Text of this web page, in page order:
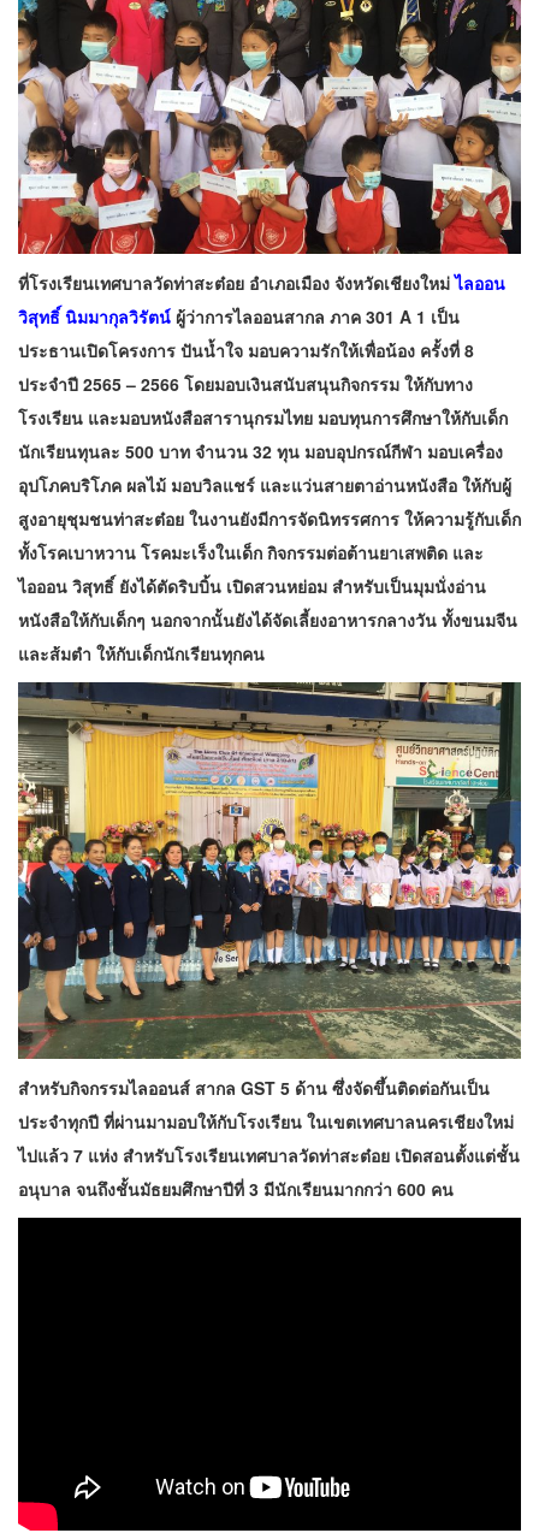
ที่โรงเรียนเทศบาลวัดท่าสะต๋อย อำเภอเมือง จังหวัดเชียงใหม่ไลออน
วิสุทธิ์ นิมมากุลวิรัตน์ ผู้ว่าการไลออนสากล ภาค 301 A 1 เป็น
ประธานเปิดโครงการ ปันน้ำใจ มอบความรักให้เพื่อน้อง ครั้งที่ 8
ประจำปี 2565 – 2566 โดยมอบเงินสนับสนุนกิจกรรม ให้กับทาง
โรงเรียน และมอบหนังสือสารานุกรมไทย มอบทุนการศึกษาให้กับเด็ก
นักเรียนทุนละ 500 บาท จำนวน 32 ทุน มอบอุปกรณ์กีฬา มอบเครื่อง
อุปโภคบริโภค ผลไม้ มอบวิลแชร์ และแว่นสายตาอ่านหนังสือ ให้กับผู้
สูงอายุชุมชนท่าสะต๋อย ในงานยังมีการจัดนิทรรศการ ให้ความรู้กับเด็ก
ทั้งโรคเบาหวาน โรคมะเร็งในเด็ก กิจกรรมต่อต้านยาเสพติด และ
ไอออน วิสุทธิ์ ยังได้ตัดริบบิ้น เปิดสวนหย่อม สำหรับเป็นมุมนั่งอ่าน
หนังสือให้กับเด็กๆ นอกจากนั้นยังได้จัดเลี้ยงอาหารกลางวัน ทั้งขนมจีน
และส้มตำ ให้กับเด็กนักเรียนทุกคน
สำหรับกิจกรรมไลออนส์ สากล GST 5 ด้าน ซึ่งจัดขึ้นติดต่อกันเป็น
ประจำทุกปี ที่ผ่านมามอบให้กับโรงเรียน ในเขตเทศบาลนครเชียงใหม่
ไปแล้ว 7 แห่ง สำหรับโรงเรียนเทศบาลวัดท่าสะต๋อย เปิดสอนตั้งแต่ชั้น
อนุบาล จนถึงชั้นมัธยมศึกษาปีที่ 3 มีนักเรียนมากกว่า 600 คน